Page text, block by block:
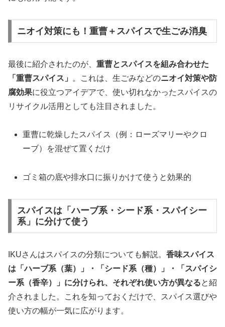
ニオイ対策にも！重曹＋スパイスで生ごみ消臭
最後に紹介されたのが、 重曹とスパイスを組み合わせた
「重曹スパイス」
。これは、生ごみなどのニオイ対策や防
腐効果に役立つアイデアで、使い切れなかったスパイスの
リサイクル活用としても注目されました。
重曹に乾燥したスパイス（例：ローズマリーやクロ
ーブ）を混ぜて置くだけ
ゴミ箱の底や排水口に振りかけて使うと効果的
スパイスは「ハーブ系・シード系・スパイシー
系」に分けて使う
IKUさんはスパイスの分類についても解説。 香味スパイス
は「ハーブ系（葉）」・「シード系（種）」・「スパイシ
ー系（香辛）」に分けられ、それぞれ使い方が異なると紹
介されました。これを知っておくだけで、スパイス選びや
使い方の幅が一気に広がります。